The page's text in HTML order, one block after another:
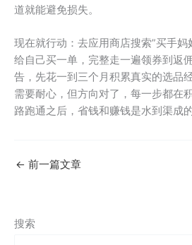
道就能避免损失。
现在就行动：去应用商店搜索”买手妈
给自己买一单，完整走一遍领券到返
告，先花一到三个月积累真实的选品
需要耐心，但方向对了，每一步都在
路跑通之后，省钱和赚钱是水到渠成的
← 前一篇文章
搜索